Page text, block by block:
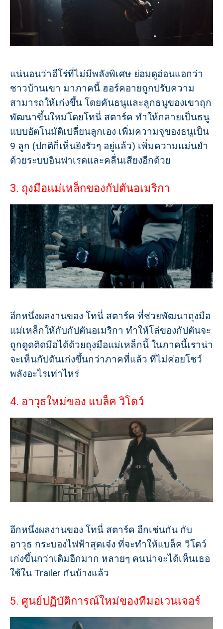
แน่นอนว่าฮีโร่ที่ไม่มีพลังพิเศษ ย่อมดูอ่อนแอกว่า
ชาวบ้านเขา มาภาคนี้ ฮอร์คอายถูกปรับความ
สามารถให้เก่งขึ้น โดยคันธนูและลูกธนูของเขาถุก
พัฒนาขึ้นใหม่โดยโทนี่ สตาร์ค ทำให้กลายเป็นธนู
แบบอัตโนมัติเปลี่ยนลูกเอง เพิ่มความจุของธนูเป็น
9 ลูก (ปกติก็เห็นยิงรัวๆ อยู่แล้ว) เพิ่มความแม่นยำ
ด้วยระบบอินฟาเรดและคลื่นเสียงอีกด้วย
3. ถุงมือแม่เหล็กของกัปตันอเมริกา
อีกหนึ่งผลงานของ โทนี่ สตาร์ค ที่ช่วยพัฒนาถุงมือ
แม่เหล็กให้กับกัปตันอเมริกา ทำให้โล่ของกัปตันจะ
ถูกดูดติดมือได้ด้วยถุงมือแม่เหล็กนี้ ในภาคนี้เราน่า
จะเห็นกัปตันเก่งขึ้นกว่าภาคที่แล้ว ที่ไม่ค่อยโชว์
พลังอะไรเท่าไหร่
4. อาวุธใหม่ของ แบล็ค วิโดว์
อีกหนึ่งผลงานของ โทนี่ สตาร์ค อีกเช่นกัน กับ
อาวุธ กระบองไฟฟ้าสุดเจ๋ง ที่จะทำให้แบล็ค วิโดว์
เก่งขึ้นกว่าเดิมอีกมาก หลายๆ คนน่าจะได้เห็นเธอ
ใช้ใน Trailer กันบ้างแล้ว
5. ศูนย์ปฏิบัติการณ์ใหม่ของทีมอเวนเจอร์